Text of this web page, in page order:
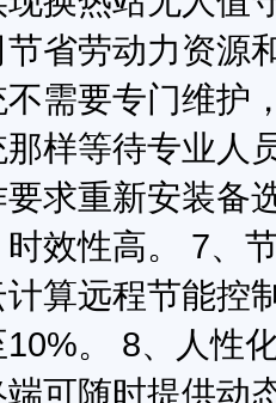
省劳动力资源
需要专门维护
样等待专业人
求重新安装备
效性高。
7、
算远程节能控
。 8、人性
可随时提供动